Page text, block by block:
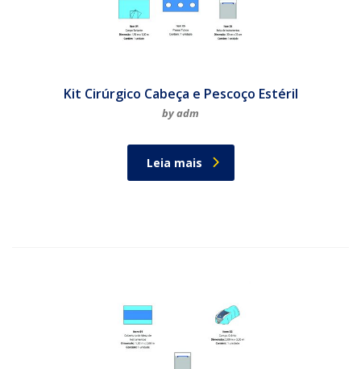
Kit Cirúrgico Cabeça e Pescoço Estéril
by adm
Leia mais